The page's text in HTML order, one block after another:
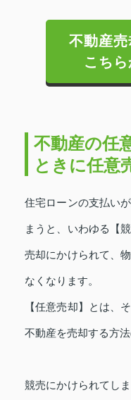
不動産
こちら
不動産の任
ときに任意
住宅ローンの支払い
まうと、いわゆる【
売却にかけられて、
なくなります。
【任意売却】とは、
不動産を売却する方
競売にかけられてし